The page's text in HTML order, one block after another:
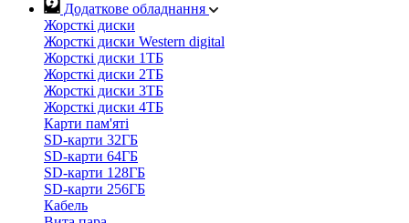
Додаткове обладнання
Жорсткі диски
Жорсткі диски Western digital
Жорсткі диски 1ТБ
Жорсткі диски 2ТБ
Жорсткі диски 3ТБ
Жорсткі диски 4ТБ
Карти пам'яті
SD-карти 32ГБ
SD-карти 64ГБ
SD-карти 128ГБ
SD-карти 256ГБ
Кабель